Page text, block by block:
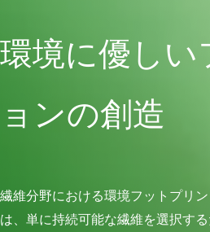
環境に優しい
ョンの創造
繊維分野における環境フットプリ
は、単に持続可能な繊維を選択す